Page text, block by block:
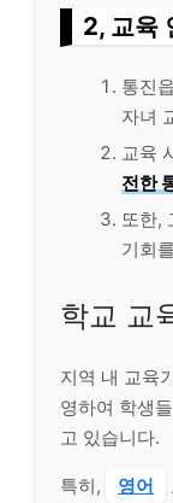
2, 교육
통진
자녀
교육
전한
또한,
기회
학교 교
지역 내 교육
영하여 학생
고 있습니다.
특히, 영어